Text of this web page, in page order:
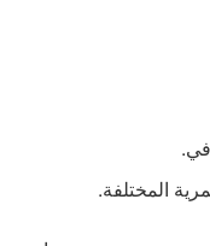
المختلفة.